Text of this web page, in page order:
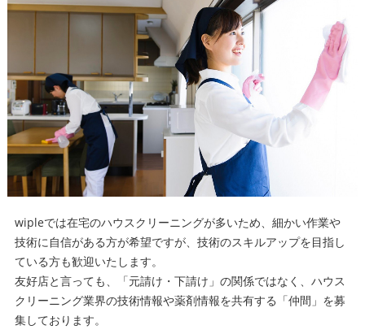
wipleでは在宅のハウスクリーニングが多いため、細かい作業や
技術に自信がある方が希望ですが、技術のスキルアップを目指し
ている方も歓迎いたします。
友好店と言っても、「元請け・下請け」の関係ではなく、ハウス
クリーニング業界の技術情報や薬剤情報を共有する「仲間」を募
集しております。